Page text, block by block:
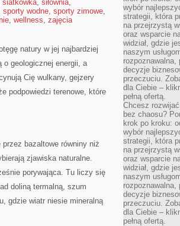
siatkówka, siłownia,
sporty wodne, sporty zimowe,
, wellness, zajęcia
natury w jej najbardziej
o geologicznej energii, a
Cię wulkany, gejzery
podpowiedzi terenowe, które
bazaltowe równiny niż
zjawiska naturalne.
porywająca. Tu liczy się
doliną termalną, szum
gdzie wiatr niesie mineralną
wybór
strategii, która
na przejrzystą
oraz wsparcie
widział, gdzie
naszym
decyzje
przeczuciu.
dla Ciebie –
pełną ofertą.
Chcesz
bez chaosu?
krok po kroku:
wybór
strategii, która
na przejrzystą
oraz wsparcie
widział, gdzie
naszym
decyzje
przeczuciu.
dla Ciebie –
pełną ofertą.